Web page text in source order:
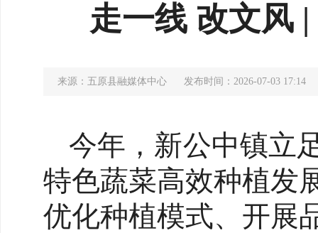
走一线 改文风
来源：五原县融媒体中心 发布时间：2026-07-03 17:14
今年，新公中镇立
特色蔬菜高效种植发
优化种植模式、开展